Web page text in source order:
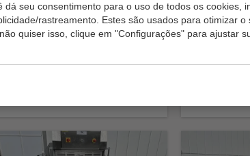
dá seu consentimento para o uso de todos os cookies,
rastreamento. Estes são usados para otimizar o
quiser isso, clique em "Configurações" para ajustar
Ocasião a não perder
com selagem superior com
Velocidade
de